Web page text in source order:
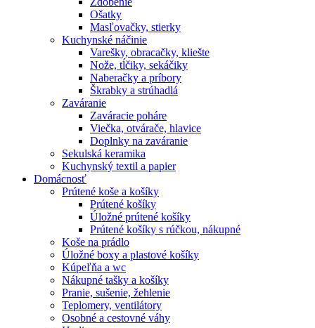
Ošatky
Masľovačky, stierky
Kuchynské náčinie
Varešky, obracačky, kliešte
Nože, tĺčiky, sekáčiky
Naberačky a príbory
Škrabky a strúhadlá
Zaváranie
Zaváracie poháre
Viečka, otvárače, hlavice
Doplnky na zaváranie
Sekulská keramika
Kuchynský textil a papier
Domácnosť
Prútené koše a košíky
Prútené košíky
Úložné prútené košíky
Prútené košíky s rúčkou, nákupné
Koše na prádlo
Úložné boxy a plastové košíky
Kúpeľňa a wc
Nákupné tašky a košíky
Pranie, sušenie, žehlenie
Teplomery, ventilátory
Osobné a cestovné váhy